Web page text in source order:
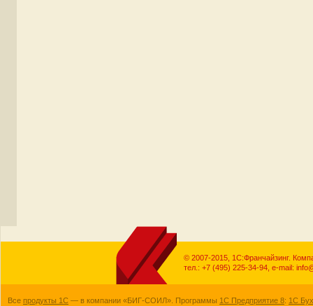
© 2007-2015, 1С:Франчайзинг.
тел.: +7 (495) 225-34-94, e-mail:
Все продукты 1С — в компании «БИГ-СОИЛ». Программы 1С Предприятие 8: 1С